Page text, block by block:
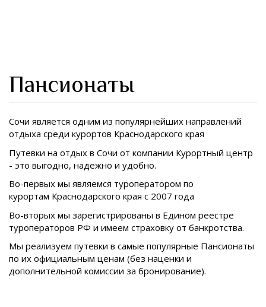
Пансионаты
Сочи является одним из популярнейших направлений
отдыха среди курортов Краснодарского края
Путевки на отдых в Сочи от компании Курортный центр
- это выгодно, надежно и удобно.
Во-первых мы являемся туроператором по
курортам Краснодарского края с 2007 года
Во-вторых мы зарегистрированы в Едином реестре
туроператоров РФ и имеем страховку от банкротства.
Мы реализуем путевки в самые популярные Пансионаты
по их официальным ценам (без наценки и
дополнительной комиссии за бронирование).